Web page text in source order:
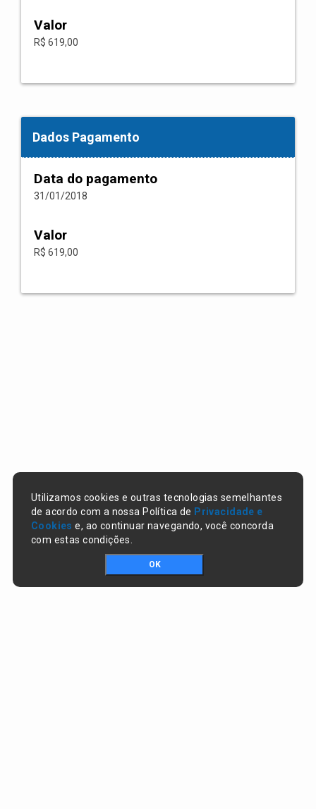
Valor
R$ 619,00
Dados Pagamento
Data do pagamento
31/01/2018
Valor
R$ 619,00
Utilizamos cookies e outras tecnologias semelhantes
de acordo com a nossa Política de Privacidade e
Cookies e, ao continuar navegando, você concorda
com estas condições.
OK